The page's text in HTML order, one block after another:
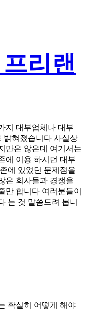
리랜
지 대부업체나 대부
밝혀졌습니다 사실상
만은 않은데 여기서는
에 이용 하시던 대부
에 있었던 문제점을
은 회사들과 경쟁을
합니다 여러분들이
는 것 말씀드려 봅니
확실히 어떻게 해야